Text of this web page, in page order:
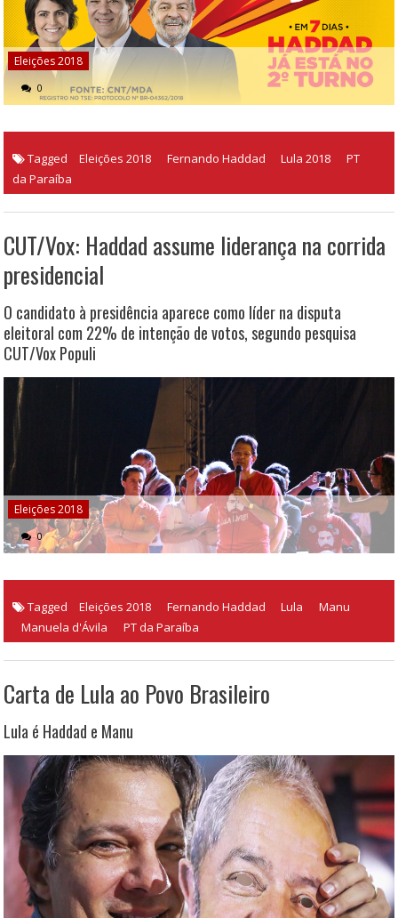
Eleições 2018
0
Tagged Eleições 2018 Fernando Haddad Lula 2018
PT
da Paraíba
CUT/Vox: Haddad assume liderança na corrida
presidencial
O candidato à presidência aparece como líder na disputa
eleitoral com 22% de intenção de votos, segundo pesquisa
CUT/Vox Populi
Eleições 2018
0
Tagged Eleições 2018 Fernando Haddad Lula
Manu
Manuela d'Ávila
PT da Paraíba
Carta de Lula ao Povo Brasileiro
Lula é Haddad e Manu